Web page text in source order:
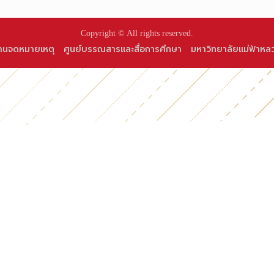
Copyright © All rights reserved.
นจดหมายเหตุ ศูนย์บรรณสารและสื่อการศึกษา มหาวิทยาลัยแม่ฟ้าหล